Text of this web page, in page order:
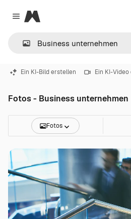
Close menu
Magnific
Ein KI-Bild erstellen Ein KI-
Fotos - Business unternehmen
Fotos